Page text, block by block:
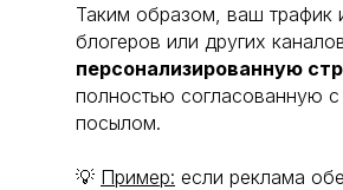
Таким образом, ваш трафик
блогеров или других
персонализированную
полностью согласованную
посылом.
💡 Пример: если реклама